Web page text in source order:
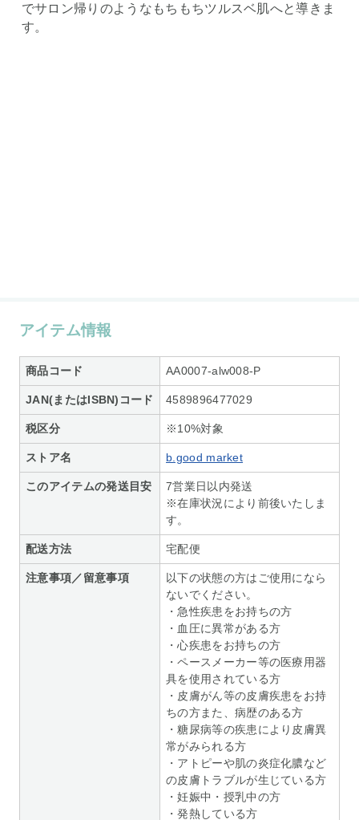
でサロン帰りのようなもちもちツルスベ肌へと導きま
す。
アイテム情報
商品コード AA0007-alw008-P
JAN(またはISBN)コード 4589896477029
税区分 ※10%対象
ストア名 b.good market
このアイテムの発送目安
7営業日以内発送
※在庫状況により前後いたしま
す。
配送方法 宅配便
注意事項／留意事項
以下の状態の方はご使用になら
ないでください。
・急性疾患をお持ちの方
・血圧に異常がある方
・心疾患をお持ちの方
・ペースメーカー等の医療用器
具を使用されている方
・皮膚がん等の皮膚疾患をお持
ちの方また、病歴のある方
・糖尿病等の疾患により皮膚異
常がみられる方
・アトピーや肌の炎症化膿など
の皮膚トラブルが生じている方
・妊娠中・授乳中の方
・発熱している方